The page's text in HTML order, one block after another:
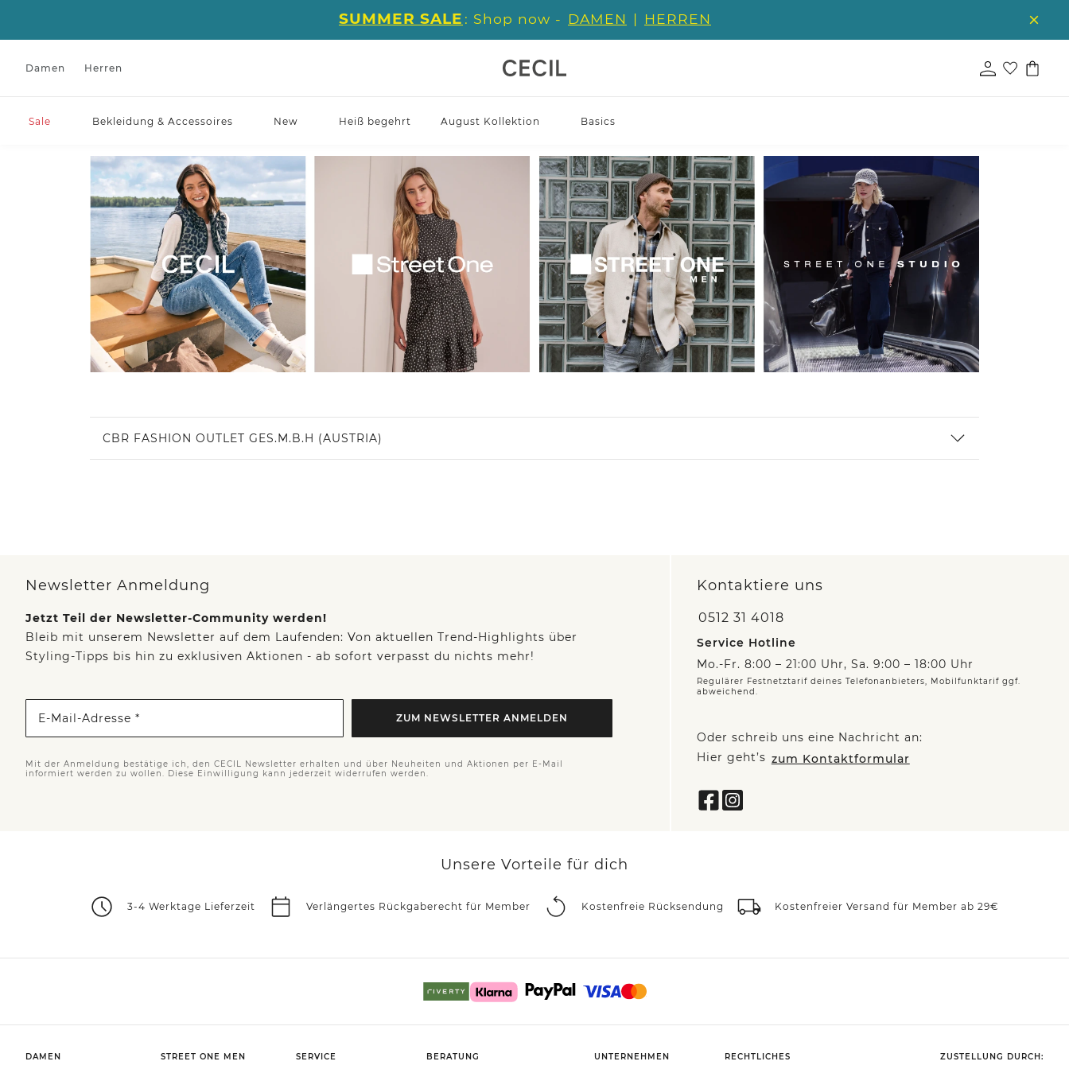
SUMMER SALE : Shop now - DAMEN | HERREN
Damen Herren
Sale Bekleidung & Accessoires New Heiß begehrt August Kollektion Basics
CBR FASHION OUTLET GES.M.B.H (AUSTRIA)
Newsletter Anmeldung
Jetzt Teil der Newsletter-Community werden!
Bleib mit unserem Newsletter auf dem Laufenden: Von aktuellen Trend-Highlights über
Styling-Tipps bis hin zu exklusiven Aktionen - ab sofort verpasst du nichts mehr!
E-Mail-Adresse * ZUM NEWSLETTER ANMELDEN
Mit der Anmeldung bestätige ich, den CECIL Newsletter erhalten und über Neuheiten und Aktionen per E-Mail
informiert werden zu wollen. Diese Einwilligung kann jederzeit widerrufen werden.
Kontaktiere uns
0512 31 4018
Service Hotline
Mo.-Fr. 8:00 – 21:00 Uhr, Sa. 9:00 – 18:00 Uhr
Regulärer Festnetztarif deines Telefonanbieters, Mobilfunktarif ggf.
abweichend.
Oder schreib uns eine Nachricht an:
Hier geht’s zum Kontaktformular
Unsere Vorteile für dich
3-4 Werktage Lieferzeit Verlängertes Rückgaberecht für Member Kostenfreie Rücksendung Kostenfreier Versand für Member ab 29€
DAMEN STREET ONE MEN SERVICE BERATUNG UNTERNEHMEN RECHTLICHES ZUSTELLUNG DURCH: